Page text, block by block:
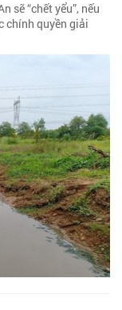
sẽ “chết yểu”, nếu
chính quyền giải